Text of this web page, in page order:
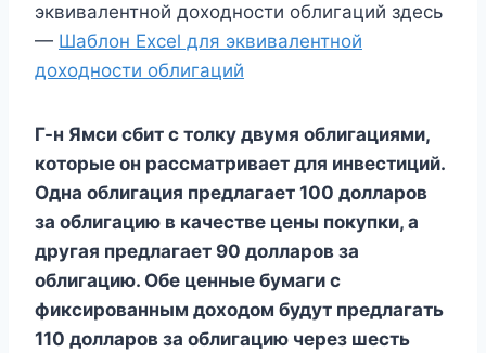
эквивалентной доходности облигаций здесь
— Шаблон Excel для эквивалентной
доходности облигаций
Г-н Ямси сбит с толку двумя облигациями,
которые он рассматривает для инвестиций.
Одна облигация предлагает 100 долларов
за облигацию в качестве цены покупки, а
другая предлагает 90 долларов за
облигацию. Обе ценные бумаги с
фиксированным доходом будут предлагать
110 долларов за облигацию через шесть